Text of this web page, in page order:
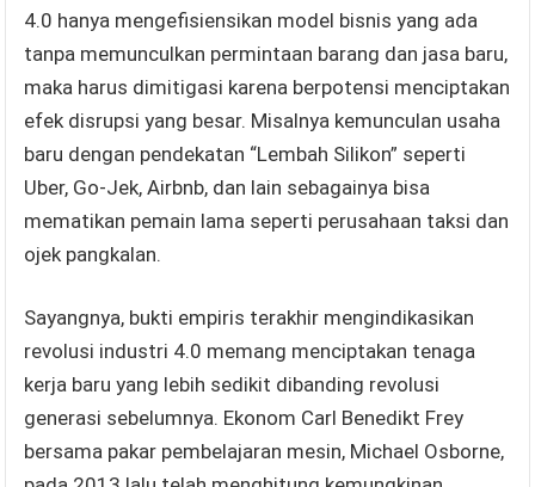
4.0 hanya mengefisiensikan model bisnis yang ada
tanpa memunculkan permintaan barang dan jasa baru,
maka harus dimitigasi karena berpotensi menciptakan
efek disrupsi yang besar. Misalnya kemunculan usaha
baru dengan pendekatan “Lembah Silikon” seperti
Uber, Go-Jek, Airbnb, dan lain sebagainya bisa
mematikan pemain lama seperti perusahaan taksi dan
ojek pangkalan.
Sayangnya, bukti empiris terakhir mengindikasikan
revolusi industri 4.0 memang menciptakan tenaga
kerja baru yang lebih sedikit dibanding revolusi
generasi sebelumnya. Ekonom Carl Benedikt Frey
bersama pakar pembelajaran mesin, Michael Osborne,